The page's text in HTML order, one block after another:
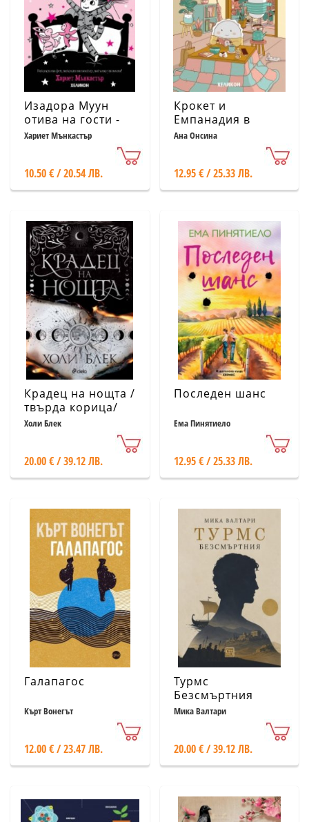
Изадора Муун
отива на гости -
Книга 9
Хариет Мънкастър
10.50 € / 20.54 ЛВ.
Крокет и
Емпанадия в
Япония
Ана Онсина
12.95 € / 25.33 ЛВ.
Крадец на нощта /
твърда корица/
Холи Блек
20.00 € / 39.12 ЛВ.
Последен шанс
Ема Пинятиело
12.95 € / 25.33 ЛВ.
Галапагос
Кърт Вонегът
12.00 € / 23.47 ЛВ.
Турмс
Безсмъртния
Мика Валтари
20.00 € / 39.12 ЛВ.